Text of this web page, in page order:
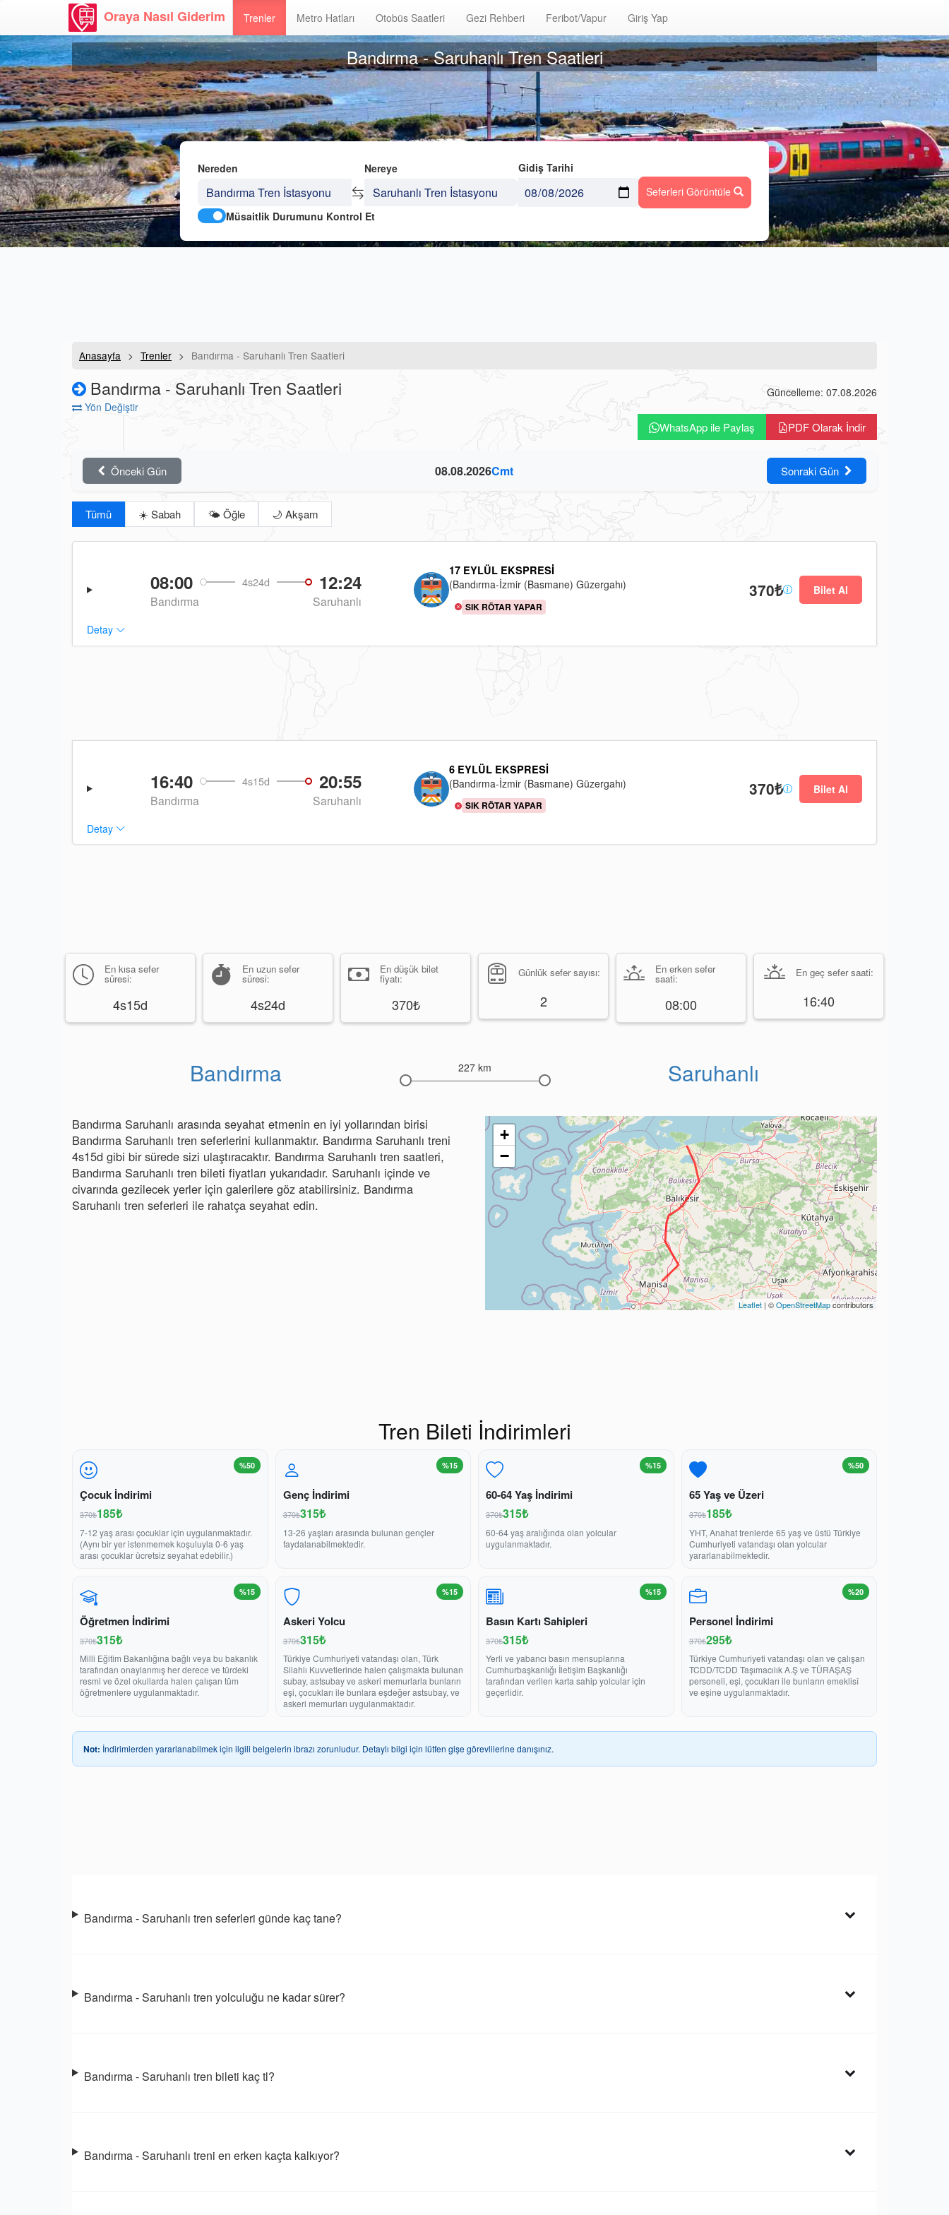
Oraya Nasıl Giderim Trenler Metro Hatları Otobüs Saatleri Gezi Rehberi Feribot/Vapur Giriş Yap
Bandırma - Saruhanlı Tren Saatleri
Nereden Nereye
Gidiş Tarihi
Seferleri Görüntüle
Müsaitlik Durumunu Kontrol Et
Anasayfa Trenler Bandırma - Saruhanlı Tren Saatleri
Bandırma - Saruhanlı Tren Saatleri
Yön Değiştir
Güncelleme: 07.08.2026
WhatsApp ile Paylaş PDF Olarak İndir
Önceki Gün 08.08.2026Cmt Sonraki Gün
Tümü ☀️ Sabah 🌤️ Öğle 🌙 Akşam
08:00 4s24d 12:24
Bandırma Saruhanlı
17 EYLÜL EKSPRESI
(Bandırma-İzmir (Basmane) Güzergahı)
SIK RÖTAR YAPAR
370₺ Bilet Al
Detay
16:40 4s15d 20:55
Bandırma Saruhanlı
6 EYLÜL EKSPRESI
(Bandırma-İzmir (Basmane) Güzergahı)
SIK RÖTAR YAPAR
370₺ Bilet Al
Detay
En kısa sefer
süresi:
4s15d
En uzun sefer
süresi:
4s24d
En düşük bilet
fiyatı:
370₺
Günlük sefer sayısı:
2
En erken sefer
saati:
08:00
En geç sefer saati:
16:40
Bandırma 227 km Saruhanlı
Bandırma Saruhanlı arasında seyahat etmenin en iyi yollarından birisi
Bandırma Saruhanlı tren seferlerini kullanmaktır. Bandırma Saruhanlı treni
4s15d gibi bir sürede sizi ulaştıracaktır. Bandırma Saruhanlı tren saatleri,
Bandırma Saruhanlı tren bileti fiyatları yukarıdadır. Saruhanlı içinde ve
civarında gezilecek yerler için galerilere göz atabilirsiniz. Bandırma
Saruhanlı tren seferleri ile rahatça seyahat edin.
+
−
Leaflet | ©OpenStreetMapcontributors
Tren Bileti İndirimleri
%50
Çocuk İndirimi
370₺185₺
7-12 yaş arası çocuklar için uygulanmaktadır.
(Aynı bir yer istenmemek koşuluyla 0-6 yaş
arası çocuklar ücretsiz seyahat edebilir.)
%15
Genç İndirimi
370₺315₺
13-26 yaşları arasında bulunan gençler
faydalanabilmektedir.
%15
60-64 Yaş İndirimi
370₺315₺
60-64 yaş aralığında olan yolcular
uygulanmaktadır.
%50
65 Yaş ve Üzeri
370₺185₺
YHT, Anahat trenlerde 65 yaş ve üstü Türkiye
Cumhuriyeti vatandaşı olan yolcular
yararlanabilmektedir.
%15
Öğretmen İndirimi
370₺315₺
Milli Eğitim Bakanlığına bağlı veya bu bakanlık
tarafından onaylanmış her derece ve türdeki
resmi ve özel okullarda halen çalışan tüm
öğretmenlere uygulanmaktadır.
%15
Askeri Yolcu
370₺315₺
Türkiye Cumhuriyeti vatandaşı olan, Türk
Silahlı Kuvvetlerinde halen çalışmakta bulunan
subay, astsubay ve askeri memurlarla bunların
eşi, çocukları ile bunlara eşdeğer astsubay, ve
askeri memurları uygulanmaktadır.
%15
Basın Kartı Sahipleri
370₺315₺
Yerli ve yabancı basın mensuplarına
Cumhurbaşkanlığı İletişim Başkanlığı
tarafından verilen karta sahip yolcular için
geçerlidir.
%20
Personel İndirimi
370₺295₺
Türkiye Cumhuriyeti vatandaşı olan ve çalışan
TCDD/TCDD Taşımacılık A.Ş ve TÜRAŞAŞ
personeli, eşi, çocukları ile bunların emeklisî
ve eşine uygulanmaktadır.
Not: İndirimlerden yararlanabilmek için ilgili belgelerin ibrazı zorunludur. Detaylı bilgi için lütfen gişe görevlilerine danışınız.
Bandırma - Saruhanlı tren seferleri günde kaç tane?
Bandırma - Saruhanlı tren yolculuğu ne kadar sürer?
Bandırma - Saruhanlı tren bileti kaç tl?
Bandırma - Saruhanlı treni en erken kaçta kalkıyor?